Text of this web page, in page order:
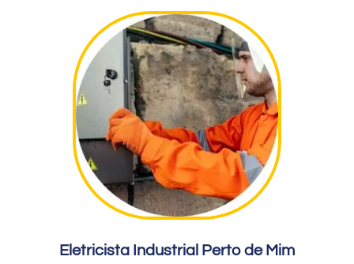
Eletricista Industrial Perto de Mim